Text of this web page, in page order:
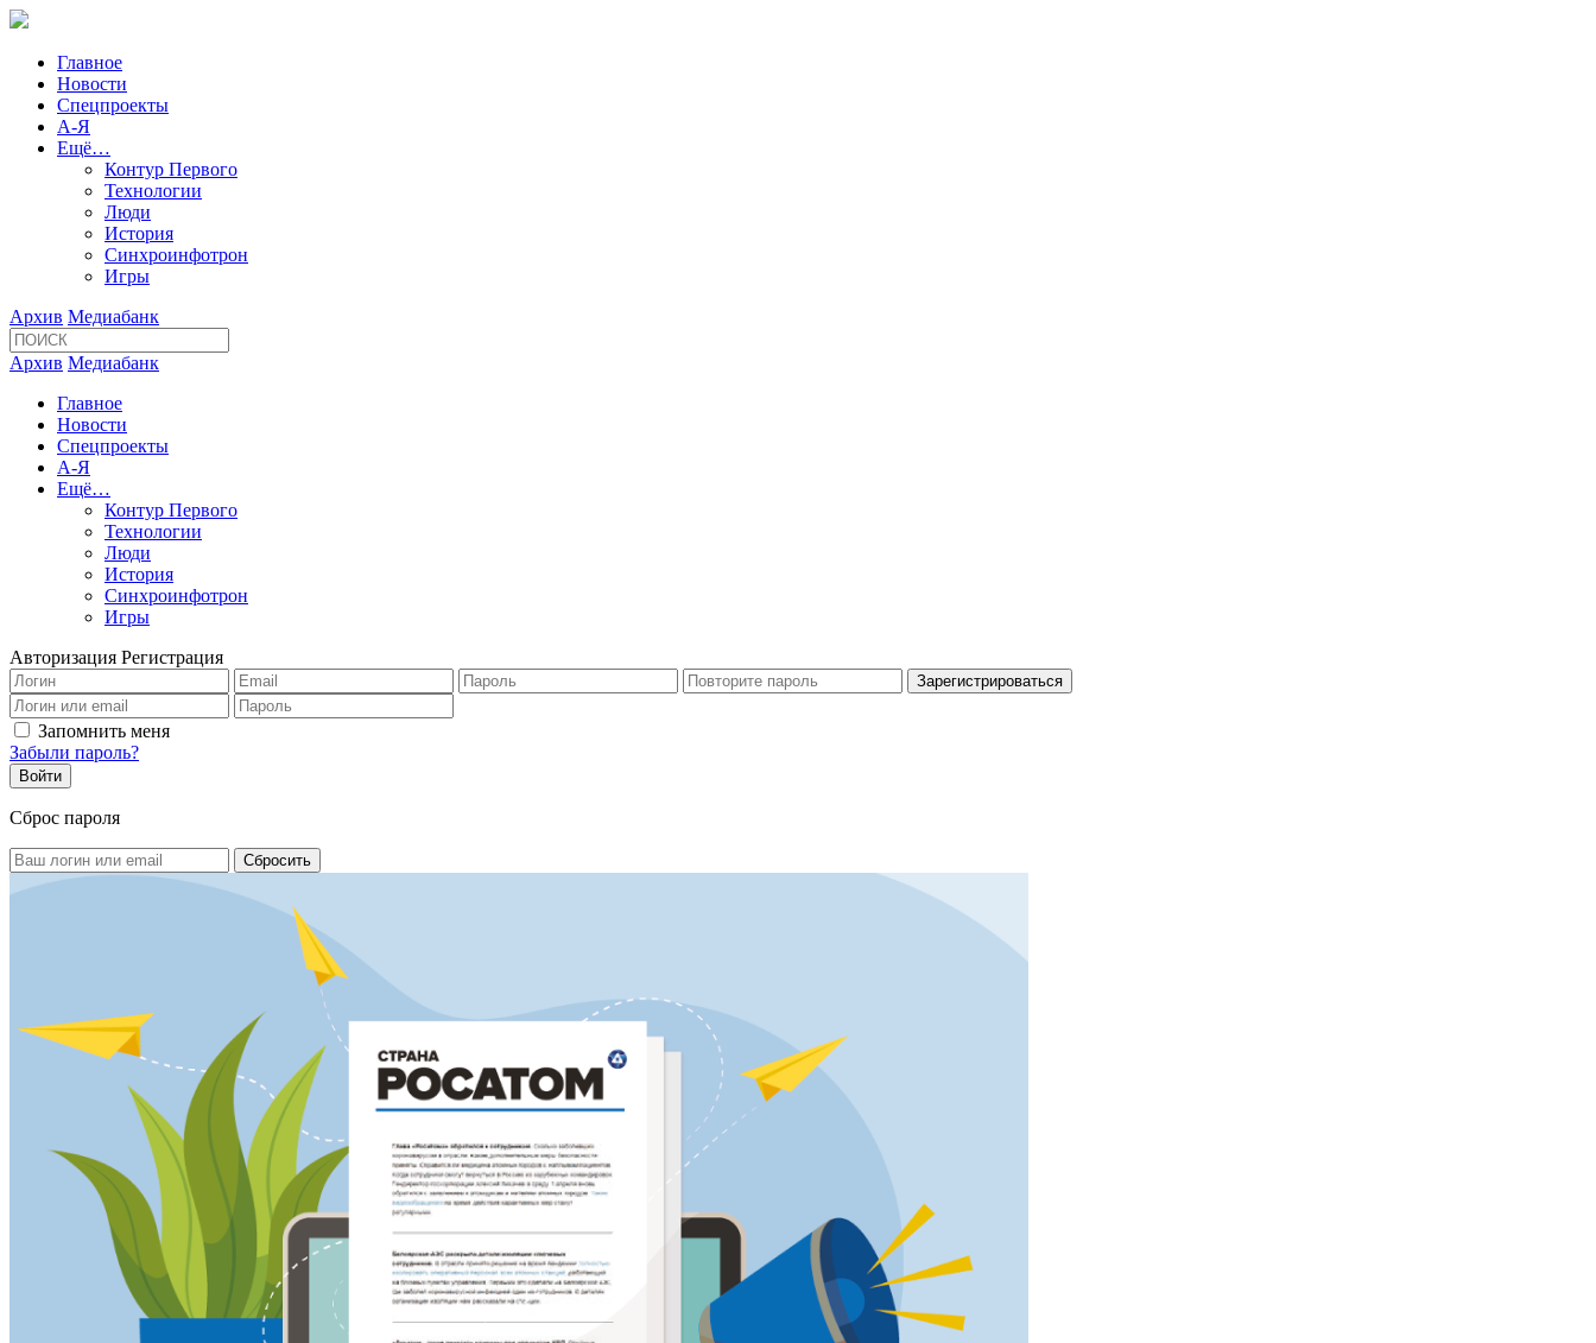
Главное
Новости
Спецпроекты
А-Я
Ещё…
Контур Первого
Технологии
Люди
История
Синхроинфотрон
Игры
Архив Медиабанк
Архив Медиабанк
Главное
Новости
Спецпроекты
А-Я
Ещё…
Контур Первого
Технологии
Люди
История
Синхроинфотрон
Игры
Авторизация Регистрация
Запомнить меня
Забыли пароль?
Сброс пароля